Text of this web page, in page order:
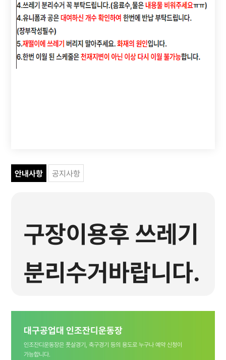
안내사항 공지사항
구장이용후 쓰레기
분리수거바랍니다.
(플라스틱은
비워주세요 ㅠㅠ)
대구공업대 인조잔디운동장
인조잔디운동장은 풋살경기, 축구경기 등의 용도로 누구나 예약 신청이
가능합니다.